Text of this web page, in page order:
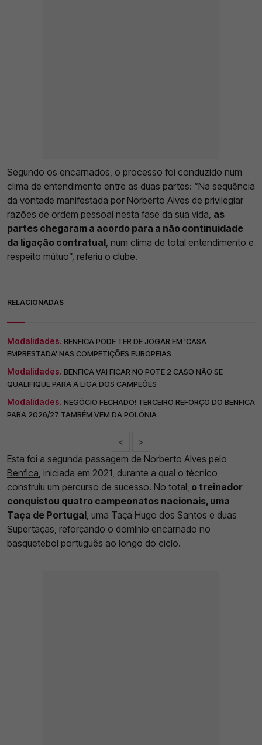
Segundo os encarnados, o processo foi conduzido num
clima de entendimento entre as duas partes: “Na sequência
da vontade manifestada por Norberto Alves de privilegiar
razões de ordem pessoal nesta fase da sua vida, as
partes chegaram a acordo para a não continuidade
da ligação contratual, num clima de total entendimento e
respeito mútuo”, referiu o clube.
RELACIONADAS
Modalidades. BENFICA PODE TER DE JOGAR EM 'CASA
EMPRESTADA' NAS COMPETIÇÕES EUROPEIAS
Modalidades. BENFICA VAI FICAR NO POTE 2 CASO NÃO SE
QUALIFIQUE PARA A LIGA DOS CAMPEÕES
Modalidades. NEGÓCIO FECHADO! TERCEIRO REFORÇO DO BENFICA
PARA 2026/27 TAMBÉM VEM DA POLÓNIA
< >
Esta foi a segunda passagem de Norberto Alves pelo
Benfica, iniciada em 2021, durante a qual o técnico
construiu um percurso de sucesso. No total, o treinador
conquistou quatro campeonatos nacionais, uma
Taça de Portugal, uma Taça Hugo dos Santos e duas
Supertaças, reforçando o domínio encarnado no
basquetebol português ao longo do ciclo.